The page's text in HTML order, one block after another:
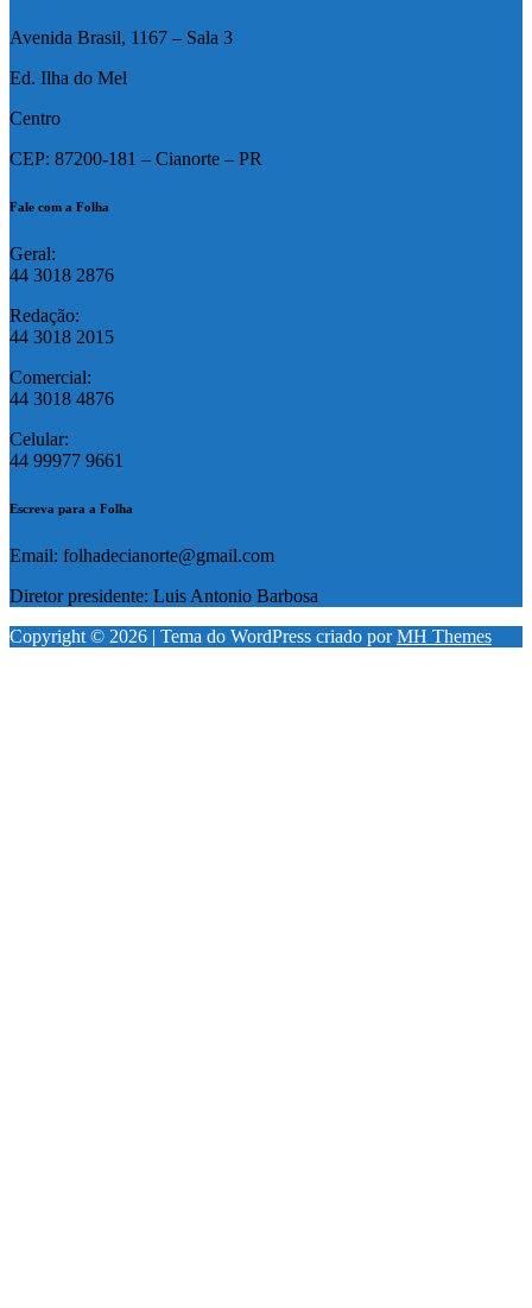
Avenida Brasil, 1167 – Sala 3
Ed. Ilha do Mel
Centro
CEP: 87200-181 – Cianorte – PR
Fale com a Folha
Geral:
44 3018 2876
Redação:
44 3018 2015
Comercial:
44 3018 4876
Celular:
44 99977 9661
Escreva para a Folha
Email: folhadecianorte@gmail.com
Diretor presidente: Luis Antonio Barbosa
Copyright © 2026 | Tema do WordPress criado porMH Themes